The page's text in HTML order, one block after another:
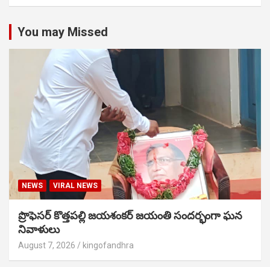
You may Missed
NEWS VIRAL NEWS
ప్రొఫెసర్ కొత్తపల్లి జయశంకర్ జయంతి సందర్భంగా ఘన
నివాళులు
August 7, 2026 kingofandhra